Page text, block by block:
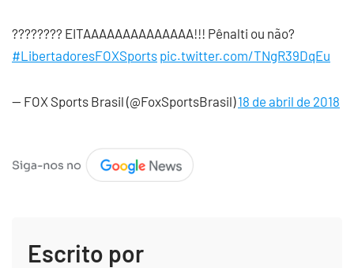
???????? EITAAAAAAAAAAAAAA!!! Pênalti ou não?
#LibertadoresFOXSports pic.twitter.com/TNgR39DqEu
— FOX Sports Brasil (@FoxSportsBrasil)18 de abril de 2018
Escrito por